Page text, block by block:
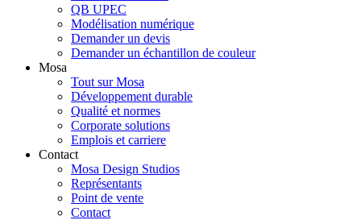
QB UPEC
Modélisation numérique
Demander un devis
Demander un échantillon de couleur
Mosa
Tout sur Mosa
Développement durable
Qualité et normes
Corporate solutions
Emplois et carriere
Contact
Mosa Design Studios
Représentants
Point de vente
Contact